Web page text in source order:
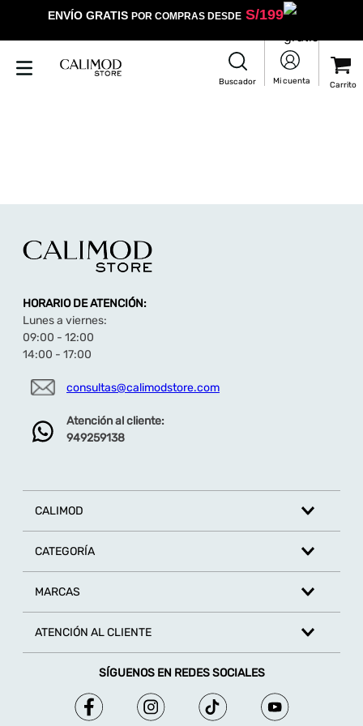
ENVÍO GRATIS POR COMPRAS DESDES/199
HORARIO DE ATENCIÓN:
Lunes a viernes:
09:00 - 12:00
14:00 - 17:00
consultas@calimodstore.com
Atención al cliente:
949259138
CALIMOD
CATEGORÍA
MARCAS
ATENCIÓN AL CLIENTE
SÍGUENOS EN REDES SOCIALES